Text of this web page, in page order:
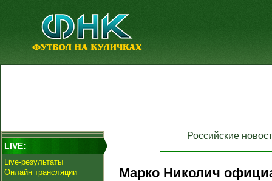
LIVE:
Live-результаты
Онлайн трансляции
Российские
Марко Николич